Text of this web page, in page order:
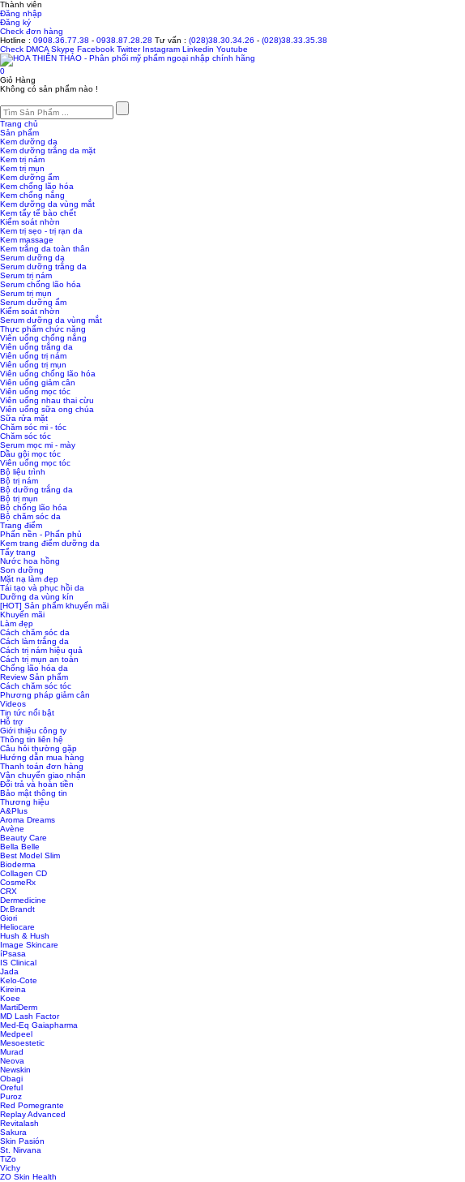
Thành viên
Đăng nhập
Đăng ký
Check đơn hàng
Hotline : 0908.36.77.38 - 0938.87.28.28 Tư vấn : (028)38.30.34.26 - (028)38.33.35.38
Check DMCA Skype Facebook Twitter Instagram Linkedin Youtube
0
Giỏ Hàng
Không có sản phẩm nào !
Trang chủ
Sản phẩm
Kem dưỡng da
Kem dưỡng trắng da mặt
Kem trị nám
Kem trị mụn
Kem dưỡng ẩm
Kem chống lão hóa
Kem chống nắng
Kem dưỡng da vùng mắt
Kem tẩy tế bào chết
Kiểm soát nhờn
Kem trị sẹo - trị rạn da
Kem massage
Kem trắng da toàn thân
Serum dưỡng da
Serum dưỡng trắng da
Serum trị nám
Serum chống lão hóa
Serum trị mụn
Serum dưỡng ẩm
Kiểm soát nhờn
Serum dưỡng da vùng mắt
Thực phẩm chức năng
Viên uống chống nắng
Viên uống trắng da
Viên uống trị nám
Viên uống trị mụn
Viên uống chống lão hóa
Viên uống giảm cân
Viên uống mọc tóc
Viên uống nhau thai cừu
Viên uống sữa ong chúa
Sữa rửa mặt
Chăm sóc mi - tóc
Chăm sóc tóc
Serum mọc mi - mày
Dầu gội mọc tóc
Viên uống mọc tóc
Bộ liệu trình
Bộ trị nám
Bộ dưỡng trắng da
Bộ trị mụn
Bộ chống lão hóa
Bộ chăm sóc da
Trang điểm
Phấn nền - Phấn phủ
Kem trang điểm dưỡng da
Tẩy trang
Nước hoa hồng
Son dưỡng
Mặt nạ làm đẹp
Tái tạo và phục hồi da
Dưỡng da vùng kín
[HOT] Sản phẩm khuyến mãi
Khuyến mãi
Làm đẹp
Cách chăm sóc da
Cách làm trắng da
Cách trị nám hiệu quả
Cách trị mụn an toàn
Chống lão hóa da
Review Sản phẩm
Cách chăm sóc tóc
Phương pháp giảm cân
Videos
Tin tức nổi bật
Hỗ trợ
Giới thiệu công ty
Thông tin liên hệ
Câu hỏi thường gặp
Hướng dẫn mua hàng
Thanh toán đơn hàng
Vận chuyển giao nhận
Đổi trả và hoàn tiền
Bảo mật thông tin
Thương hiệu
A&Plus
Aroma Dreams
Avène
Beauty Care
Bella Belle
Best Model Slim
Bioderma
Collagen CD
CosmeRx
CRX
Dermedicine
Dr.Brandt
Giori
Heliocare
Hush & Hush
Image Skincare
íPsasa
IS Clinical
Jada
Kelo-Cote
Kireina
Koee
MartiDerm
MD Lash Factor
Med-Eq Gaiapharma
Medpeel
Mesoestetic
Murad
Neova
Newskin
Obagi
Oreful
Puroz
Red Pomegrante
Replay Advanced
Revitalash
Sakura
Skin Pasión
St. Nirvana
TiZo
Vichy
ZO Skin Health